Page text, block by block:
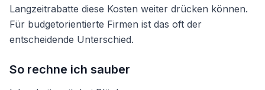
Langzeitrabatte diese Kosten weiter drücken können.
Für budgetorientierte Firmen ist das oft der
entscheidende Unterschied.
So rechne ich sauber